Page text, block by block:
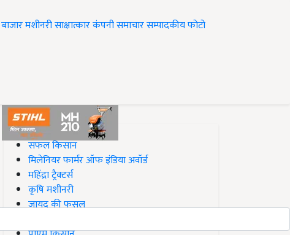
बाजारमशीनरीसाक्षात्कारकंपनी समाचारसम्पादकीयफोटो
#Top on Krishi Jagran
सफल किसान
मिलेनियर फार्मर ऑफ इंडिया अवॉर्ड
महिंद्रा ट्रैक्टर्स
कृषि मशीनरी
जायद की फसल